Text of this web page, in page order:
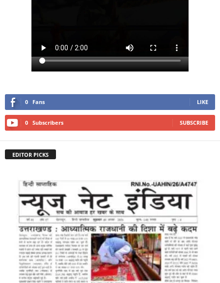
0 Fans LIKE
0 Subscribers SUBSCRIBE
EDITOR PICKS